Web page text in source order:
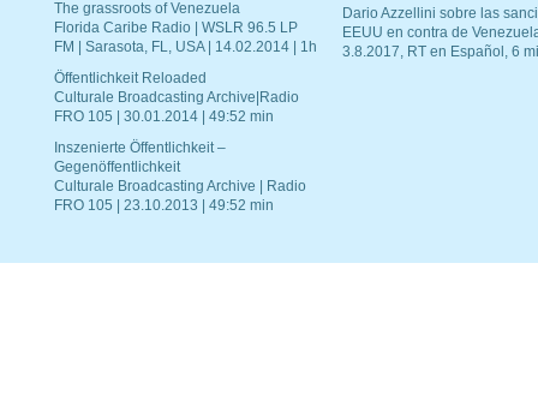
The grassroots of Venezuela
Florida Caribe Radio | WSLR 96.5 LP
FM | Sarasota, FL, USA | 14.02.2014 | 1h
Öffentlichkeit Reloaded
Culturale Broadcasting Archive|Radio
FRO 105 | 30.01.2014 | 49:52 min
Inszenierte Öffentlichkeit –
Gegenöffentlichkeit
Culturale Broadcasting Archive | Radio
FRO 105 | 23.10.2013 | 49:52 min
Dario Azzellini sobre las
EEUU en contra de
3.8.2017, RT en Español, 6